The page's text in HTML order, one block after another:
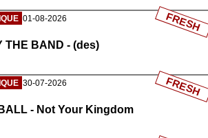
01-08-2026
THE BAND - (des)
FRESH
30-07-2026
- Not Your Kingdom
FRESH